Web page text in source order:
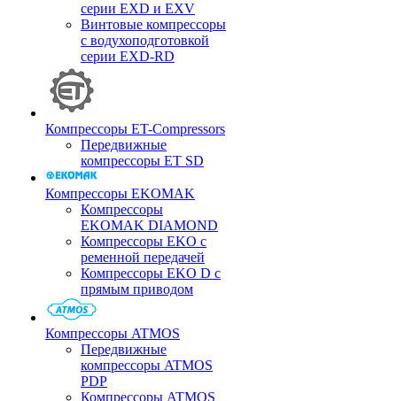
серии EXD и EXV
Винтовые компрессоры
с водухоподготовкой
серии EXD-RD
Компрессоры ET-Compressors
Передвижные
компрессоры ET SD
Компрессоры EKOMAK
Компрессоры
EKOMAK DIAMOND
Компрессоры EKO c
ременной передачей
Компрессоры EKO D с
прямым приводом
Компрессоры ATMOS
Передвижные
компрессоры ATMOS
PDP
Компрессоры ATMOS